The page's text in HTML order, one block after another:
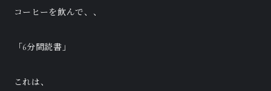
コーヒーを飲んで、、
「6分間読書」
これは、